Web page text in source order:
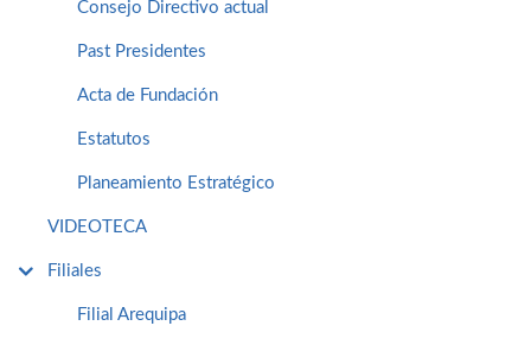
Consejo Directivo actual
Past Presidentes
Acta de Fundación
Estatutos
Planeamiento Estratégico
VIDEOTECA
Filiales
Filial Arequipa